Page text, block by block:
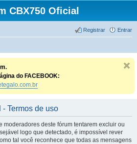
CBX750 Oficial
Entrar
Registrar
do FACEBOOK:
Termos de uso
moderadores deste fórum tentarem excluir ou
logo que detectado, é impossível rever
tal você reconhece que todas as mensagens